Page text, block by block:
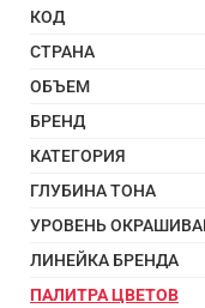
КОД
СТРАНА
ОБЪЕМ
БРЕНД
КАТЕГОРИЯ
ГЛУБИНА ТОНА
УРОВЕНЬ
ЛИНЕЙКА БРЕНДА
ПАЛИТРА ЦВЕТОВ